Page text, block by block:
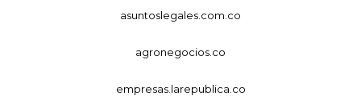
asuntoslegales.com.co
agronegocios.co
empresas.larepublica.co